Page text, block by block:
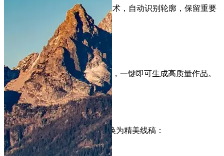
采用先进的AI图像处理技术，自动识别轮廓，保留重要
一键生成
只需上传图片，选择风格，一键即可生成高质量作品。
简单快速。
如何使用图片转线稿
三个简单步骤，轻松将照片转换为精美线稿：
1